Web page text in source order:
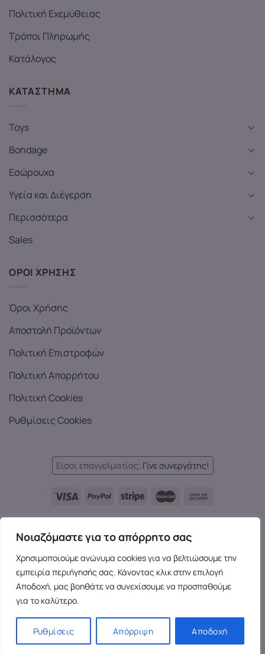
Νοιαζόμαστε για το απόρρητο σας
Χρησιμοποιούμε ανώνυμα cookies για να βελτιώσουμε την
εμπειρία περιήγησής σας. Κάνοντας κλικ στην επιλογή
Αποδοχή, μας βοηθάτε να συνεχίσουμε να προσπαθούμε
για το καλύτερο.
Ρυθμίσεις Απόρριψη Αποδοχή
Πολιτική Εχεμύθειας
Τρόποι Πληρωμής
Κατάλογος
ΚΑΤΑΣΤΗΜΑ
Toys
Bondage
Εσώρουχα
Υγεία και Διέγερση
Περισσότερα
Sales
ΟΡΟΙ ΧΡΗΣΗΣ
Όροι Χρήσης
Αποστολή Προϊόντων
Πολιτική Επιστροφών
Πολιτική Απορρήτου
Πολιτική Cookies
Ρυθμίσεις Cookies
Είσαι επαγγελματίας; Γίνε συνεργάτης!
Languages:
EL
EN EL
Copyright 2026 © SensesX- Adult toys and merchandise | All
rights reserved.